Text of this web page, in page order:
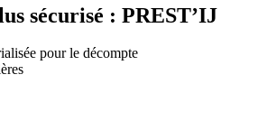
sécurisé : PREST’IJ
pour le décompte